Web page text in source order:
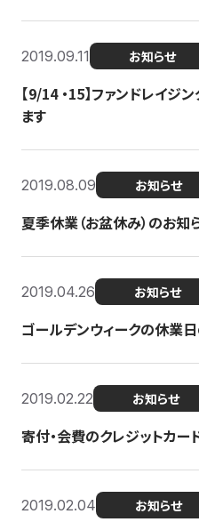
2019.09.11 お知らせ
【9/14 ・15】ファンドレイジ
ます
2019.08.09 お知らせ
夏季休業（お盆休み）のお知
2019.04.26 お知らせ
ゴールデンウィークの休業
2019.02.22 お知らせ
寄付・会費のクレジットカ
2019.02.04 お知らせ